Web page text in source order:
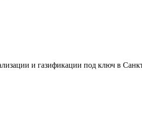
и газификации под ключ в